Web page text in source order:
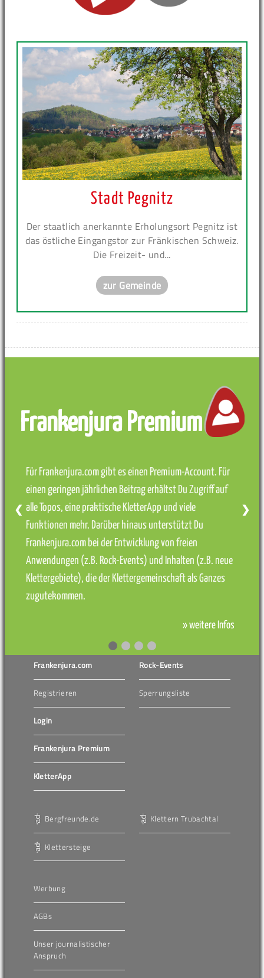
Stadt Pegnitz
Der staatlich anerkannte Erholungsort Pegnitz ist
das östliche Eingangstor zur Fränkischen Schweiz.
Die Freizeit- und...
zur Gemeinde
Frankenjura Premium
Für Frankenjura.com gibt es einen Premium-Account. Für
einen geringen jährlichen Beitrag erhältst Du Zugriff auf
alle Topos, eine praktische KletterApp und viele
Funktionen mehr. Darüber hinaus unterstützt Du
Frankenjura.com bei der Entwicklung von freien
Anwendungen (z.B. Rock-Events) und Inhalten (z.B. neue
Klettergebiete), die der Klettergemeinschaft als Ganzes
zugutekommen.
» weitere Infos
❮ ❯
Frankenjura.com
Registrieren
Login
Frankenjura Premium
KletterApp
Rock-Events
Sperrungsliste
Bergfreunde.de
Klettersteige
Klettern Trubachtal
Werbung
AGBs
Unser journalistischer
Anspruch